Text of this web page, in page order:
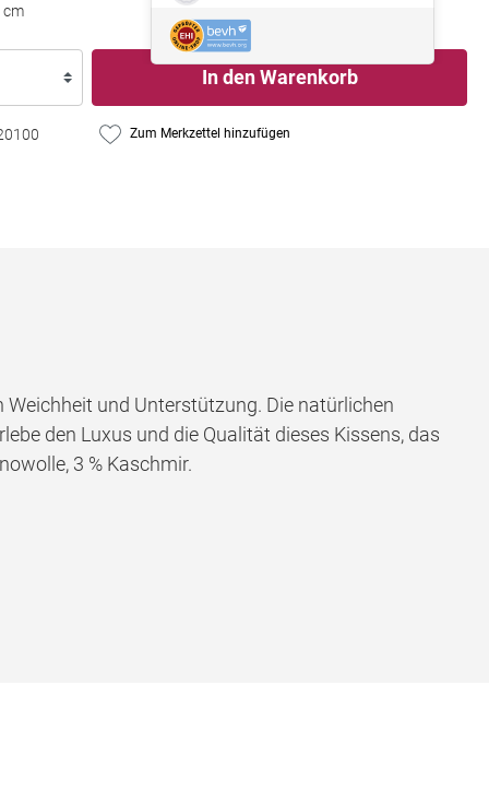
cm
In den Warenkorb
Zum Merkzettel hinzufügen
und Unterstützung. Die natürlichen
den Luxus und die Qualität dieses Kissens, das
3 % Kaschmir.